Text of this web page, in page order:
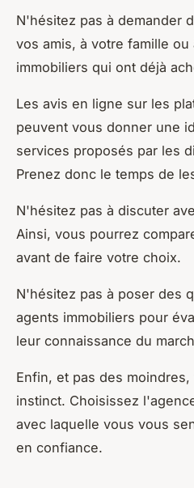
N'hésitez pas à demander
vos amis, à votre famille
immobiliers qui ont déjà
Les avis en ligne sur les
peuvent vous donner une
services proposés par les
Prenez donc le temps de
N'hésitez pas à discuter
Ainsi, vous pourrez
avant de faire votre choix.
N'hésitez pas à poser des
agents immobiliers pour
leur connaissance du
Enfin, et pas des
instinct. Choisissez
avec laquelle vous vous
en confiance.